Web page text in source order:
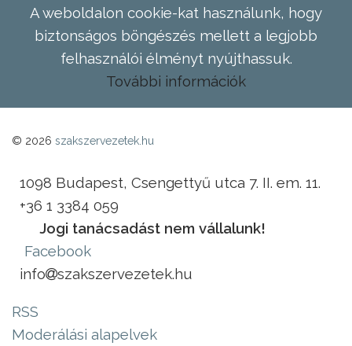
A weboldalon cookie-kat használunk, hogy
biztonságos böngészés mellett a legjobb
felhasználói élményt nyújthassuk.
További információk
© 2026 szakszervezetek.hu
1098 Budapest, Csengettyű utca 7. II. em. 11.
+36 1 3384 059
Jogi tanácsadást nem vállalunk!
Facebook
info
szakszervezetek.hu
RSS
Moderálási alapelvek